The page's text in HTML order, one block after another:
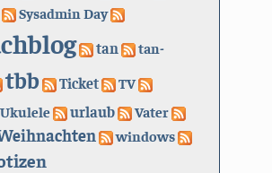
Sysadmin Day
tan
tan-
tbb Ticket TV
Ukulele urlaub
Vater
windows